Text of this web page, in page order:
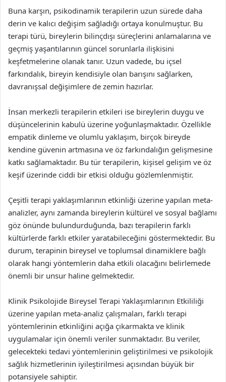
Buna karşın, psikodinamik terapilerin uzun sürede daha
derin ve kalıcı değişim sağladığı ortaya konulmuştur. Bu
terapi türü, bireylerin bilinçdışı süreçlerini anlamalarına ve
geçmiş yaşantılarının güncel sorunlarla ilişkisini
keşfetmelerine olanak tanır. Uzun vadede, bu içsel
farkındalık, bireyin kendisiyle olan barışını sağlarken,
davranışsal değişimlere de zemin hazırlar.
İnsan merkezli terapilerin etkileri ise bireylerin duygu ve
düşüncelerinin kabulü üzerine yoğunlaşmaktadır. Özellikle
empatik dinleme ve olumlu yaklaşım, birçok bireyde
kendine güvenin artmasına ve öz farkındalığın gelişmesine
katkı sağlamaktadır. Bu tür terapilerin, kişisel gelişim ve öz
keşif üzerinde ciddi bir etkisi olduğu gözlemlenmiştir.
Çeşitli terapi yaklaşımlarının etkinliği üzerine yapılan meta-
analizler, aynı zamanda bireylerin kültürel ve sosyal bağlamı
göz önünde bulundurduğunda, bazı terapilerin farklı
kültürlerde farklı etkiler yaratabileceğini göstermektedir. Bu
durum, terapinin bireysel ve toplumsal dinamiklere bağlı
olarak hangi yöntemlerin daha etkili olacağını belirlemede
önemli bir unsur haline gelmektedir.
Klinik Psikolojide Bireysel Terapi Yaklaşımlarının Etkililiği
üzerine yapılan meta-analiz çalışmaları, farklı terapi
yöntemlerinin etkinliğini açığa çıkarmakta ve klinik
uygulamalar için önemli veriler sunmaktadır. Bu veriler,
gelecekteki tedavi yöntemlerinin geliştirilmesi ve psikolojik
sağlık hizmetlerinin iyileştirilmesi açısından büyük bir
potansiyele sahiptir.